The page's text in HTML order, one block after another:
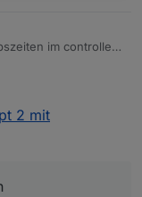
im controller
2 mit